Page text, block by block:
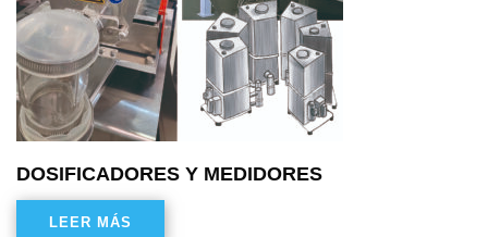
DOSIFICADORES Y MEDIDORES
LEER MÁS